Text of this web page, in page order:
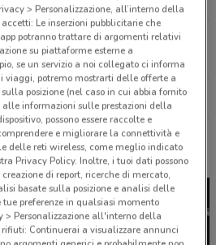
68 Ancona
Tutti i negozi Petit Bateau
> Personalizzazione, all’interno della
Le inserzioni pubblicitarie che
potranno trattare di argomenti relativi
su piattaforme esterne a
se un servizio a noi collegato ci informa
viaggi, potremo mostrarti delle offerte a
posizione (nel caso in cui abbia fornito
informazioni sulle prestazioni della
possono essere raccolte e
e migliorare la connettività e
delle reti wireless, come meglio indicato
Privacy Policy. Inoltre, i tuoi dati possono
di report, ricerche di mercato,
basate sulla posizione e analisi delle
preferenze in qualsiasi momento
> Personalizzazione all'interno della
rifiuti: Continuerai a visualizzare annunci